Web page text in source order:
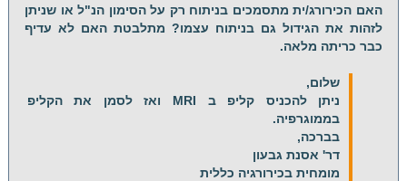
האם הכירורג/ית מתסמכים בניתוח רק על הסימון הנ"ל או שניתן
לזהות את הגידול גם בניתוח עצמו? מתלבטת האם לא עדיף
כבר כריתה מלאה.
שלום,
ניתן להכניס קליפ ב MRI ואז לסמן את הקליפ
בממוגרפיה.
בברכה,
דר' אסנת גבעון
מומחית בכירורגיה כללית